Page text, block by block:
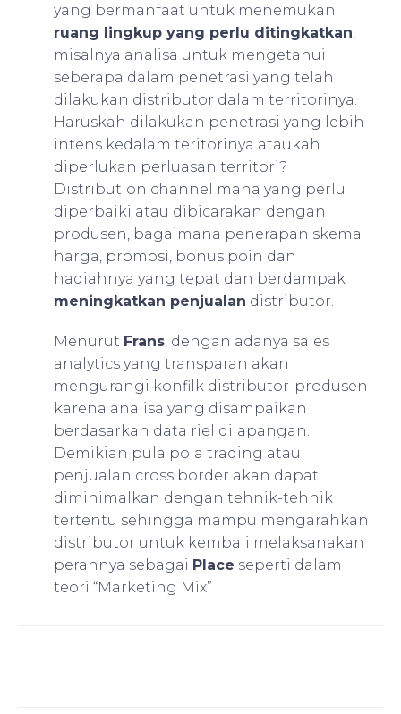
yang bermanfaat untuk menemukan
ruang lingkup yang perlu ditingkatkan,
misalnya analisa untuk mengetahui
seberapa dalam penetrasi yang telah
dilakukan distributor dalam territorinya.
Haruskah dilakukan penetrasi yang lebih
intens kedalam teritorinya ataukah
diperlukan perluasan territori?
Distribution channel mana yang perlu
diperbaiki atau dibicarakan dengan
produsen, bagaimana penerapan skema
harga, promosi, bonus poin dan
hadiahnya yang tepat dan berdampak
meningkatkan penjualan distributor.
Menurut Frans, dengan adanya sales
analytics yang transparan akan
mengurangi konfilk distributor-produsen
karena analisa yang disampaikan
berdasarkan data riel dilapangan.
Demikian pula pola trading atau
penjualan cross border akan dapat
diminimalkan dengan tehnik-tehnik
tertentu sehingga mampu mengarahkan
distributor untuk kembali melaksanakan
perannya sebagai Place seperti dalam
teori “Marketing Mix”